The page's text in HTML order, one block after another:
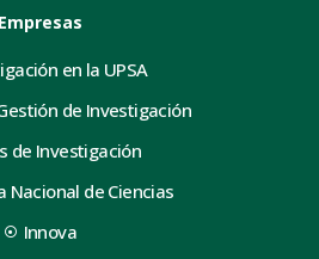
Empresas
en la UPSA
de Investigación
de Investigación
Nacional de Ciencias
Innova